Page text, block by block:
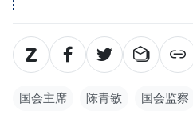
国会主席 陈青敏 国会监察